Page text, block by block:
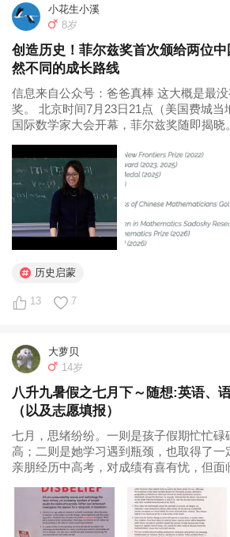
小家伙生气了，下床躺沙发上睡觉来表
其实，现在想来，如果当时我好好跟她
妈妈睡醒了再给你讲，好不好，不然，
想必她一定很乐意，也体谅妈妈，但
着她去沙发上睡了。
还好，记录过程中我发现了自己的问
象，首先是看到，然后接纳自己的不
下午，跟米粒一起复习了当日所学内容
利地读下来。
然后，和她认了字，今天又新学
因为当时她正好穿着小内裤，我就说，
间内走来走去，不可以出外面，她听了
有实物的演绎，孩子记得更清楚。
复习了读书歌，写字歌，还有讲故事
项，她记得都很熟了。
然后，结束，下楼喂小猫。
但是，仔细想想，数学家也不过是他们
何职业，但凡能配上天赋+深爱，那绝
在，也绝对是无敌幸福的人生。只是，
得了，万中无一。
不准备和我的孩子分享这两位数学家的
给他错觉，关于别人家孩子的优秀，
好好学数学。每个孩子都有自己的成
体的人，都有各自的优秀和精彩。
对我家的孩子，他可能更崇拜Adrian
两个年轻的数学家。作为家长，我除了
其他的妄念、妄为😄
小花生小溪
8岁
创造历史！菲尔兹奖首次颁给两位
然不同的成长路线
信息来自公众号：爸爸真棒 这大概是最
奖。 北京时间7月23日21点（美国费城当
国际数学家大会开幕，菲尔兹奖随即揭晓
历史启蒙
13 7
大萝贝
14岁
八升九暑假之七月下～随想:英语、
（以及志愿填报）
七月，思绪纷纷。一则是孩子假期忙忙碌
高；二则是她学习遇到瓶颈，也取得了一
亲朋经历中高考，对成绩有喜有忧，但面